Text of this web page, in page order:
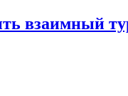
взаимный